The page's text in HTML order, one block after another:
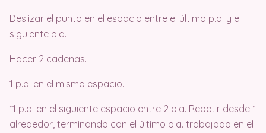
Deslizar el punto en el espacio entre el último p.a. y el
siguiente p.a.
Hacer 2 cadenas.
1 p.a. en el mismo espacio.
*1 p.a. en el siguiente espacio entre 2 p.a. Repetir desde *
alrededor, terminando con el último p.a. trabajado en el